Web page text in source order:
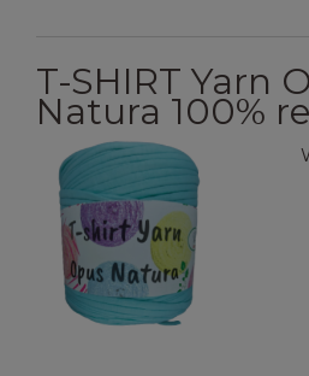
T-SHIRT Yarn
Natura 100%